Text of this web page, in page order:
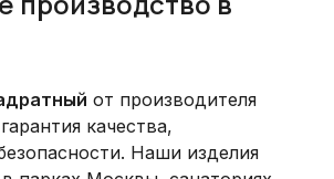
от производителя
качества,
Наши изделия